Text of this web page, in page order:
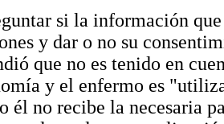
si la información
y dar o no su
que no es tenido en
y el enfermo es
él no recibe la necesaria